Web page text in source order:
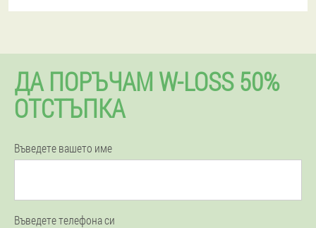
ДА ПОРЪЧАМ W-LOSS 50%
ОТСТЪПКА
Въведете вашето име
Въведете телефона си